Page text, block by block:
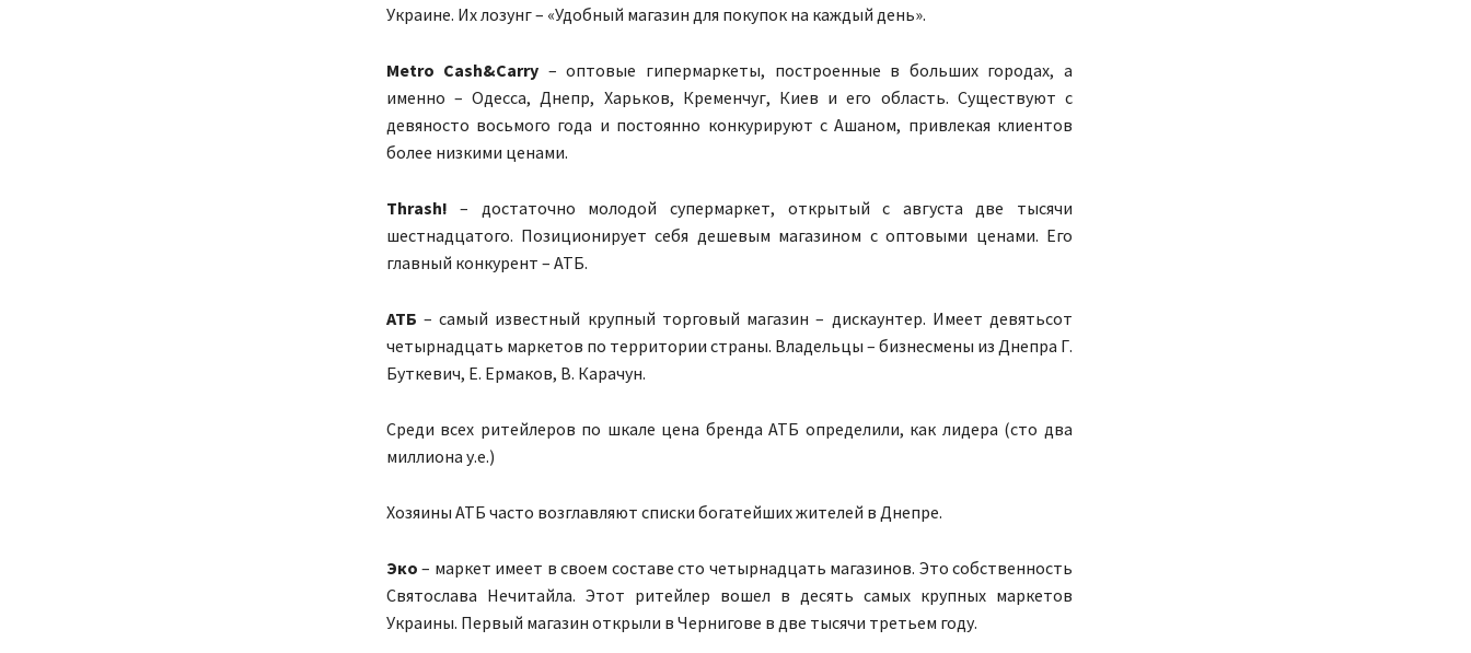
Украине. Их лозунг – «Удобный магазин для покупок на каждый день».
Metro Cash&Carry – оптовые гипермаркеты, построенные в больших городах, а
именно – Одесса, Днепр, Харьков, Кременчуг, Киев и его область. Существуют с
девяносто восьмого года и постоянно конкурируют с Ашаном, привлекая клиентов
более низкими ценами.
Thrash! – достаточно молодой супермаркет, открытый с августа две тысячи
шестнадцатого. Позиционирует себя дешевым магазином с оптовыми ценами. Его
главный конкурент – АТБ.
АТБ – самый известный крупный торговый магазин – дискаунтер. Имеет девятьсот
четырнадцать маркетов по территории страны. Владельцы – бизнесмены из Днепра Г.
Буткевич, Е. Ермаков, В. Карачун.
Среди всех ритейлеров по шкале цена бренда АТБ определили, как лидера (сто два
миллиона у.е.)
Хозяины АТБ часто возглавляют списки богатейших жителей в Днепре.
Эко – маркет имеет в своем составе сто четырнадцать магазинов. Это собственность
Святослава Нечитайла. Этот ритейлер вошел в десять самых крупных маркетов
Украины. Первый магазин открыли в Чернигове в две тысячи третьем году.